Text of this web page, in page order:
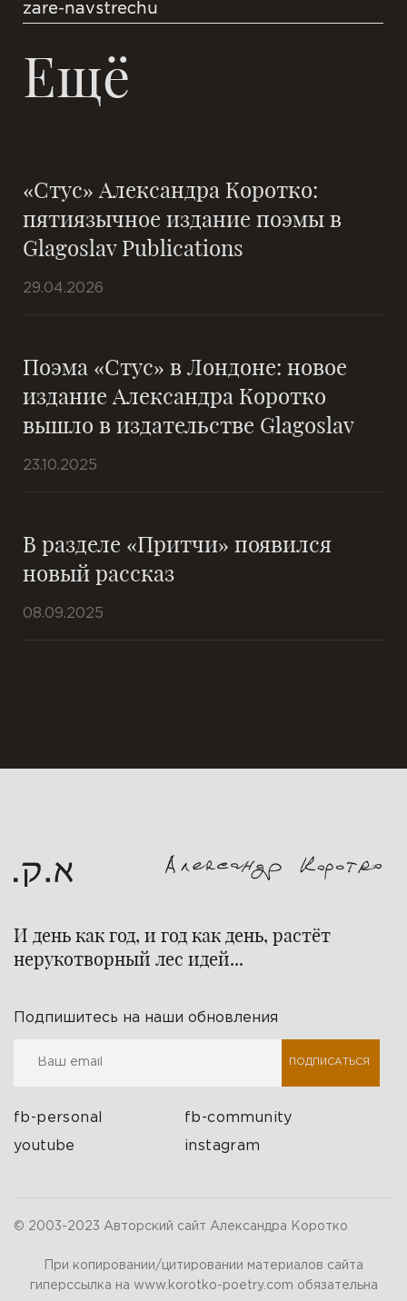
zare-navstrechu
Ещё
«Стус» Александра Коротко:
пятиязычное издание поэмы в
Glagoslav Publications
29.04.2026
Поэма «Стус» в Лондоне: новое
издание Александра Коротко
вышло в издательстве Glagoslav
23.10.2025
В разделе «Притчи» появился
новый рассказ
08.09.2025
И день как год, и год как день, растёт
нерукотворный лес идей...
Подпишитесь на наши обновления
ПОДПИСАТЬСЯ
fb-personal fb-community
youtube instagram
© 2003-2023 Авторский сайт Александра Коротко
При копировании/цитировании материалов сайта
гиперссылка на www.korotko-poetry.com обязательна